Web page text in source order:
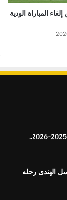
المباراة الودية
مصروفات المدارس التجريبية والرسمية المتميزة 2025-2026..
الهندى رحله